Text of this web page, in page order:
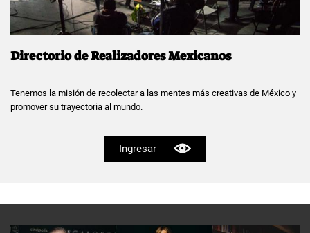
Directorio de Realizadores Mexicanos
Tenemos la misión de recolectar a las mentes más creativas de México y
promover su trayectoria al mundo.
Ingresar